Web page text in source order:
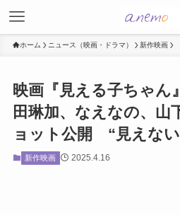
ホーム ニュース（映画・ドラマ） 新作映画
映画『見える子ちゃん
田琳加、なえなの、山
ョット公開 “見えない
新作映画 2025.4.16